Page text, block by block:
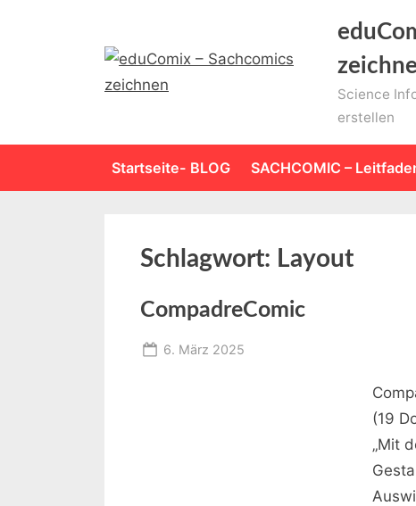
Science
erstellen
Startseite- BLOG SACHCOMIC –
Schlagwort: Layout
CompadreComic
Posted
6. März 2025
(19
„Mit